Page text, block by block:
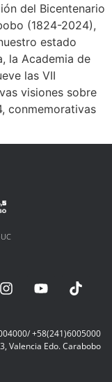
del Bicentenario
(1824-2024),
estado
la Academia de
las VII
visiones sobre
conmemorativas
+58(241)6005000
Valencia Edo. Carabobo